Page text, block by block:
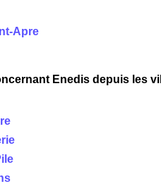
Apre
Enedis depuis les